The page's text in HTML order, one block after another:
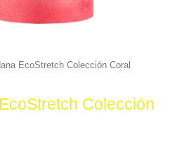
EcoStretch Colección Coral
Colección